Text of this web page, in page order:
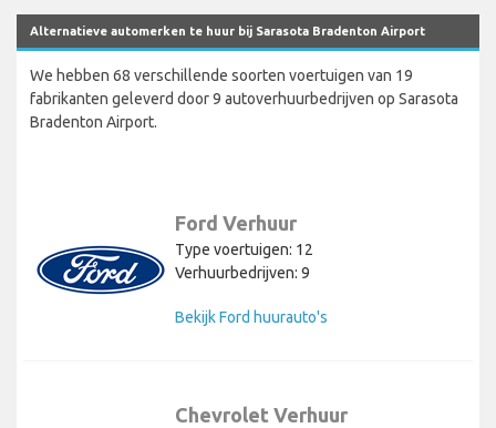
Alternatieve automerken te huur bij Sarasota Bradenton Airport
We hebben 68 verschillende soorten voertuigen van 19
fabrikanten geleverd door 9 autoverhuurbedrijven op Sarasota
Bradenton Airport.
Ford Verhuur
Type voertuigen: 12
Verhuurbedrijven: 9
Bekijk Ford huurauto's
Chevrolet Verhuur